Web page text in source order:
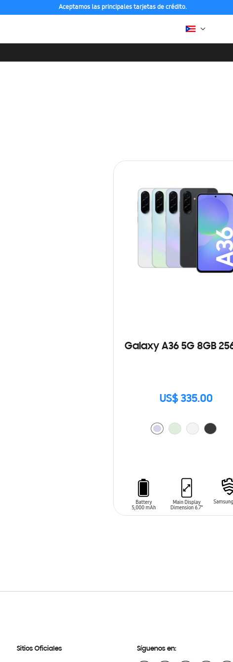
Aceptamos las principales tarjetas de crédito.
Galaxy A36 5G 8GB
US$ 335.00
Sitios Oficiales Síguenos en: